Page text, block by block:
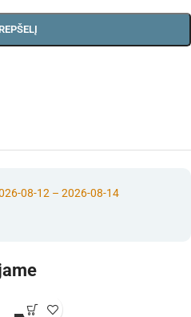
08-12 – 2026-08-14